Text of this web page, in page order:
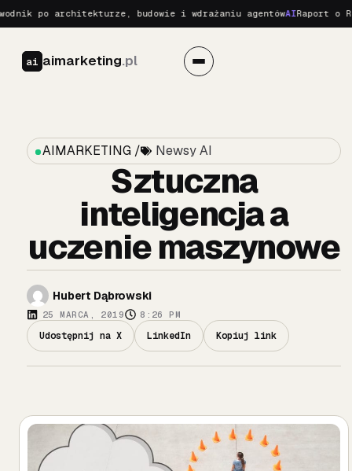
po architekturze, budowie i wdrażaniu agentówAIRaport o
ai aimarketing.pl
AIMARKETING / Newsy AI
Sztuczna
inteligencja a
uczenie maszynowe
Hubert Dąbrowski
25 MARCA, 2019 8:26 PM
Udostępnij na X LinkedIn Kopiuj link